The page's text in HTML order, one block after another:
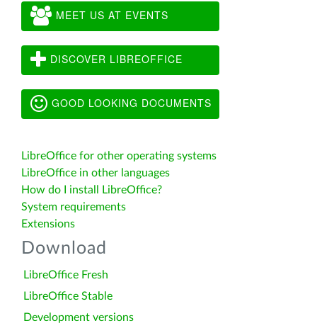
MEET US AT EVENTS
DISCOVER LIBREOFFICE
GOOD LOOKING DOCUMENTS
LibreOffice for other operating systems
LibreOffice in other languages
How do I install LibreOffice?
System requirements
Extensions
Download
LibreOffice Fresh
LibreOffice Stable
Development versions